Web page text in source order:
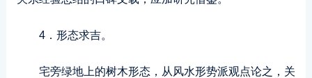
4．形态求吉。
宅旁绿地上的树木形态，从风水形势派观点论之，关